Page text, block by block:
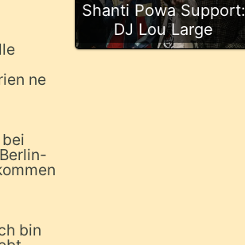
ne
bin
Shanti Powa Support:
DJ Lou Large